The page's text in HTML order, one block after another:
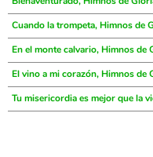
Cuando la trompeta, Himnos de
En el monte calvario, Himnos de
El vino a mi corazón, Himnos de
Tu misericordia es mejor que la